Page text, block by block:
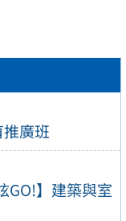
廣班
GO!】建築與室